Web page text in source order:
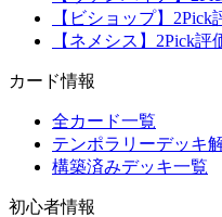
【ビショップ】2Pick
【ネメシス】2Pick評
カード情報
全カード一覧
テンポラリーデッキ
構築済みデッキ一覧
初心者情報